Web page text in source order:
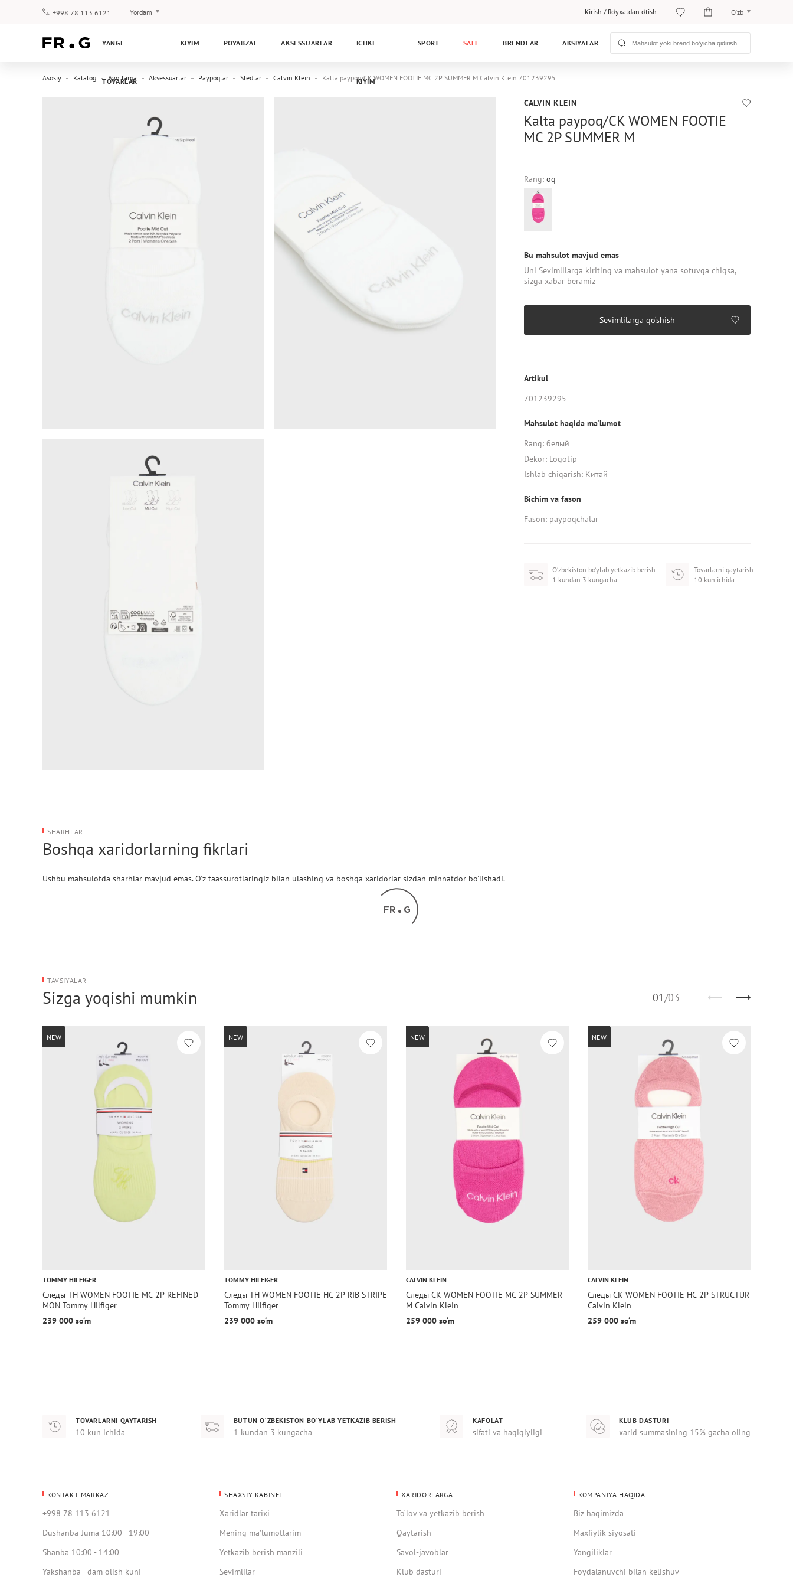
+998 78 113 6121 Yordam
Kafolat
Kirish / Ro‘yxatdan o‘tish O‘zb
Рус
YANGI
TOVARLAR
KIYIM POYABZAL AKSESSUARLAR ICHKI
KIYIM
SPORT SALE BRENDLAR AKSIYALAR
Asosiy Katalog Ayollarga Aksessuarlar Paypoqlar Sledlar Calvin Klein Kalta paypoq/CK WOMEN FOOTIE MC 2P SUMMER M Calvin Klein 701239295
CALVIN KLEIN
Kalta paypoq/CK WOMEN FOOTIE
MC 2P SUMMER M
Rang: oq
Bu mahsulot mavjud emas
Uni Sevimlilarga kiriting va mahsulot yana sotuvga chiqsa,
sizga xabar beramiz
Sevimlilarga qo‘shish
Artikul
701239295
Mahsulot haqida ma'lumot
Rang: белый
Dekor: Logotip
Ishlab chiqarish: Китай
Bichim va fason
Fason: paypoqchalar
O‘zbekiston bo‘ylab yetkazib berish
1 kundan 3 kungacha
Tovarlarni qaytarish
10 kun ichida
SHARHLAR
Boshqa xaridorlarning fikrlari
Ushbu mahsulotda sharhlar mavjud emas. O'z taassurotlaringiz bilan ulashing va boshqa xaridorlar sizdan minnatdor bo'lishadi.
TAVSIYALAR
Sizga yoqishi mumkin 01/03
NEW
TOMMY HILFIGER
Следы TH WOMEN FOOTIE MC 2P REFINED
MON Tommy Hilfiger
239 000 so‘m
NEW
TOMMY HILFIGER
Следы TH WOMEN FOOTIE HC 2P RIB STRIPE
Tommy Hilfiger
239 000 so‘m
NEW
CALVIN KLEIN
Следы CK WOMEN FOOTIE MC 2P SUMMER
M Calvin Klein
259 000 so‘m
NEW
CALVIN KLEIN
Следы CK WOMEN FOOTIE HC 2P STRUCTUR
Calvin Klein
259 000 so‘m
TOVARLARNI QAYTARISH
10 kun ichida
BUTUN O‘ZBEKISTON BO‘YLAB YETKAZIB BERISH
1 kundan 3 kungacha
KAFOLAT
sifati va haqiqiyligi
KLUB DASTURI
xarid summasining 15% gacha oling
KONTAKT-MARKAZ
+998 78 113 6121
Dushanba-Juma 10:00 - 19:00
Shanba 10:00 - 14:00
Yakshanba - dam olish kuni
SHAXSIY KABINET
Xaridlar tarixi
Mening ma’lumotlarim
Yetkazib berish manzili
Sevimlilar
XARIDORLARGA
To‘lov va yetkazib berish
Qaytarish
Savol-javoblar
Klub dasturi
KOMPANIYA HAQIDA
Biz haqimizda
Maxfiylik siyosati
Yangiliklar
Foydalanuvchi bilan kelishuv